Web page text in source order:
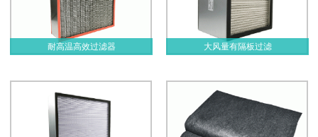
耐高温高效过滤器 大风量有隔板过滤